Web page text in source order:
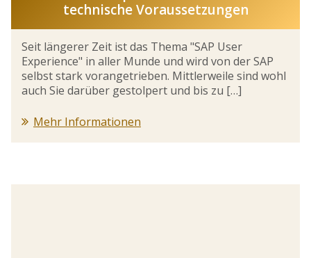
technische Voraussetzungen
Seit längerer Zeit ist das Thema "SAP User
Experience" in aller Munde und wird von der SAP
selbst stark vorangetrieben. Mittlerweile sind wohl
auch Sie darüber gestolpert und bis zu […]
Mehr Informationen